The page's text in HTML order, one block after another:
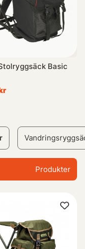
remmar, fickor
väskor säkerställa
längd eller
lösningen för
ta pausen
serie av
Basic
Produkter